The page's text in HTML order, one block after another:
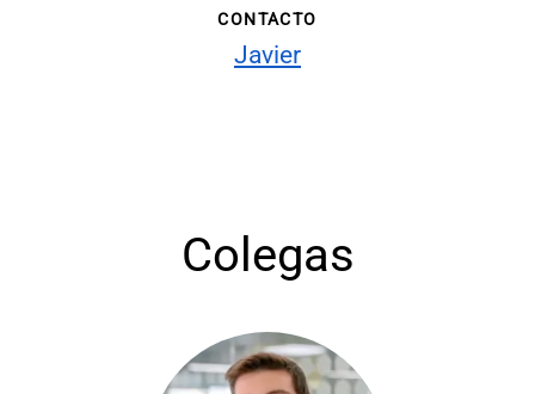
CONTACTO
Javier
Colegas